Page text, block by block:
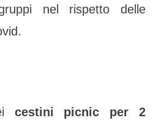
nel rispetto delle
cestini picnic per 2